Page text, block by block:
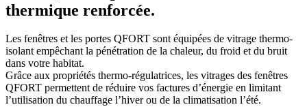
thermique renforcée.
Les fenêtres et les portes QFORT sont équipées de vitrage thermo-
isolant empêchant la pénétration de la chaleur, du froid et du bruit
dans votre habitat.
Grâce aux propriétés thermo-régulatrices, les vitrages des fenêtres
QFORT permettent de réduire vos factures d’énergie en limitant
l’utilisation du chauffage l’hiver ou de la climatisation l’été.